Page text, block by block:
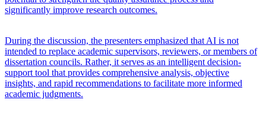
significantly improve research outcomes.
During the discussion, the presenters emphasized that AI is not
intended to replace academic supervisors, reviewers, or members of
dissertation councils. Rather, it serves as an intelligent decision-
support tool that provides comprehensive analysis, objective
insights, and rapid recommendations to facilitate more informed
academic judgments.